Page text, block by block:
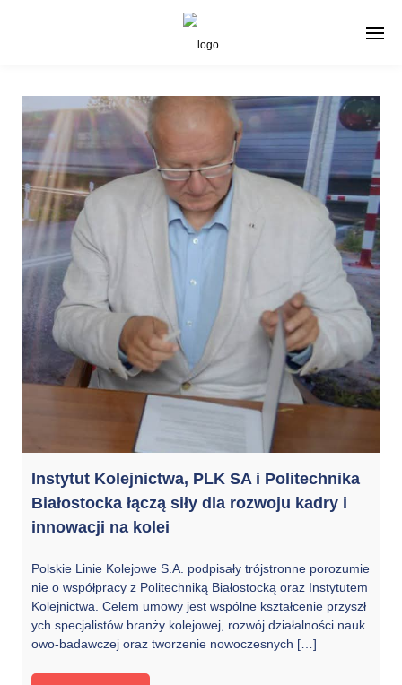
Instytut Kolejnictwa, PLK SA i Politechnika
Białostocka łączą siły dla rozwoju kadry i
innowacji na kolei
Polskie Linie Kolejowe S.A. podpisały trójstronne porozumie
nie o współpracy z Politechniką Białostocką oraz Instytutem
Kolejnictwa. Celem umowy jest wspólne kształcenie przyszł
ych specjalistów branży kolejowej, rozwój działalności nauk
owo-badawczej oraz tworzenie nowoczesnych […]